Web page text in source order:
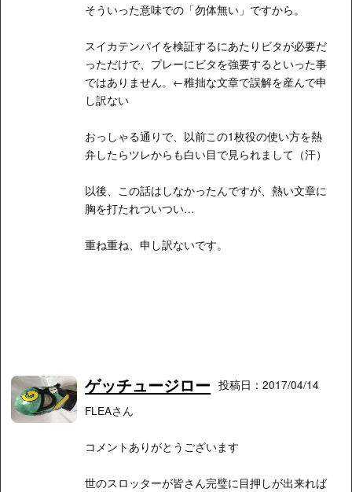
そういった意味での「勿体無い」ですから。
スイカテンパイを検証するにあたりビタが必要だ
っただけで、プレーにビタを強要するといった事
ではありません。←稚拙な文章で誤解を産んで申
し訳ない
おっしゃる通りで、以前この1枚役の使い方を熱
弁したらツレからも白い目で見られまして（汗）
以後、この話はしなかったんですが、熱い文章に
胸を打たれついつい…
重ね重ね、申し訳ないです。
ゲッチュージロー 投稿日：2017/04/14
FLEAさん
コメントありがとうございます
世のスロッターが皆さん完璧に目押しが出来れば